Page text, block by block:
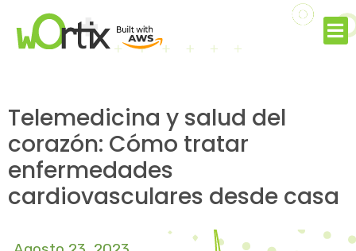
Telemedicina y salud del
corazón: Cómo tratar
enfermedades
cardiovasculares desde casa